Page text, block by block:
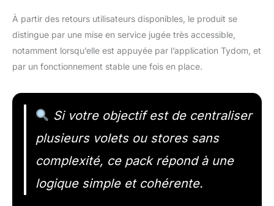
À partir des retours utilisateurs disponibles, le produit se
distingue par une mise en service jugée très accessible,
notamment lorsqu’elle est appuyée par l’application Tydom, et
par un fonctionnement stable une fois en place.
Si votre objectif est de centraliser
plusieurs volets ou stores sans
complexité, ce pack répond à une
logique simple et cohérente.